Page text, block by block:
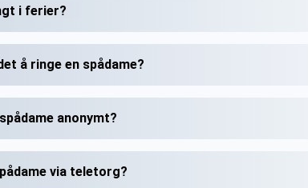
i ferier?
å ringe en spådame?
anonymt?
via teletorg?